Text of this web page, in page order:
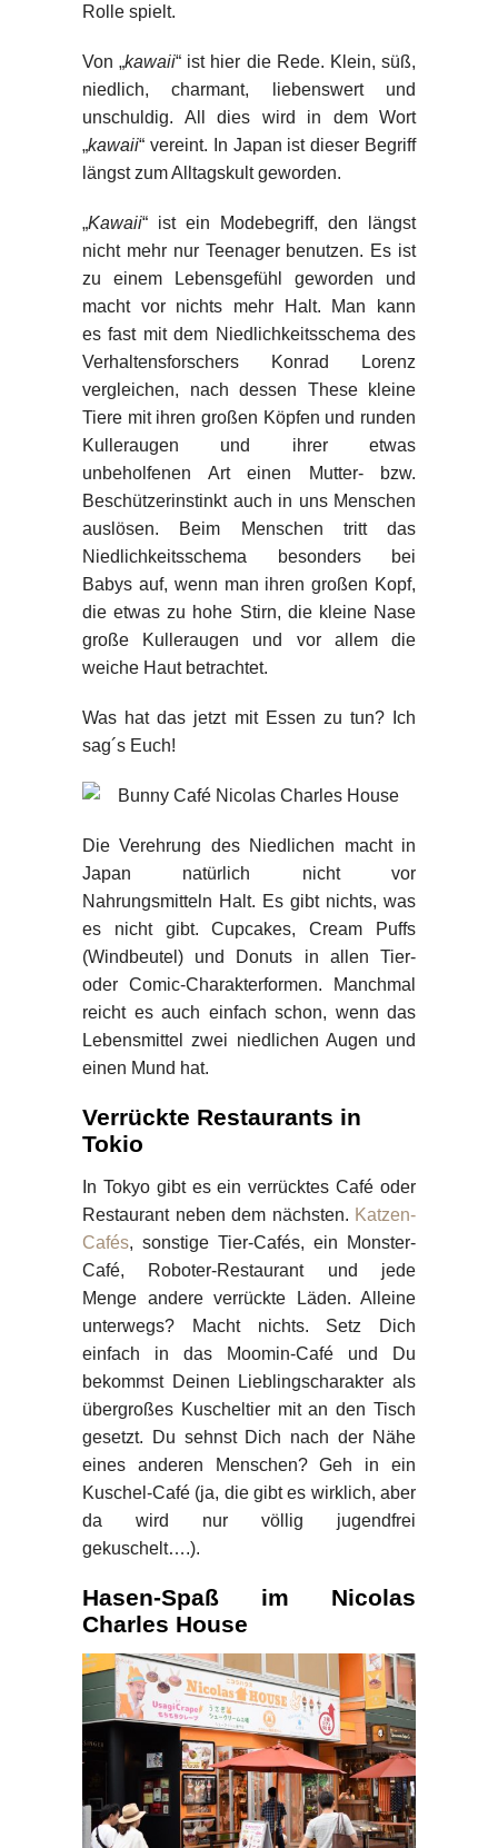
Rolle spielt.
Von „kawaii“ ist hier die Rede. Klein, süß,
niedlich, charmant, liebenswert und
unschuldig. All dies wird in dem Wort
„kawaii“ vereint. In Japan ist dieser Begriff
längst zum Alltagskult geworden.
„Kawaii“ ist ein Modebegriff, den längst
nicht mehr nur Teenager benutzen. Es ist
zu einem Lebensgefühl geworden und
macht vor nichts mehr Halt. Man kann
es fast mit dem Niedlichkeitsschema des
Verhaltensforschers Konrad Lorenz
vergleichen, nach dessen These kleine
Tiere mit ihren großen Köpfen und runden
Kulleraugen und ihrer etwas
unbeholfenen Art einen Mutter- bzw.
Beschützerinstinkt auch in uns Menschen
auslösen. Beim Menschen tritt das
Niedlichkeitsschema besonders bei
Babys auf, wenn man ihren großen Kopf,
die etwas zu hohe Stirn, die kleine Nase
große Kulleraugen und vor allem die
weiche Haut betrachtet.
Was hat das jetzt mit Essen zu tun? Ich
sag´s Euch!
Die Verehrung des Niedlichen macht in
Japan natürlich nicht vor
Nahrungsmitteln Halt. Es gibt nichts, was
es nicht gibt. Cupcakes, Cream Puffs
(Windbeutel) und Donuts in allen Tier-
oder Comic-Charakterformen. Manchmal
reicht es auch einfach schon, wenn das
Lebensmittel zwei niedlichen Augen und
einen Mund hat.
Verrückte Restaurants in
Tokio
In Tokyo gibt es ein verrücktes Café oder
Restaurant neben dem nächsten. Katzen-
Cafés, sonstige Tier-Cafés, ein Monster-
Café, Roboter-Restaurant und jede
Menge andere verrückte Läden. Alleine
unterwegs? Macht nichts. Setz Dich
einfach in das Moomin-Café und Du
bekommst Deinen Lieblingscharakter als
übergroßes Kuscheltier mit an den Tisch
gesetzt. Du sehnst Dich nach der Nähe
eines anderen Menschen? Geh in ein
Kuschel-Café (ja, die gibt es wirklich, aber
da wird nur völlig jugendfrei
gekuschelt….).
Hasen-Spaß im Nicolas
Charles House